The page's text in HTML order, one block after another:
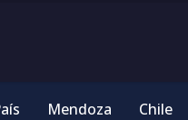
Mendoza Chile